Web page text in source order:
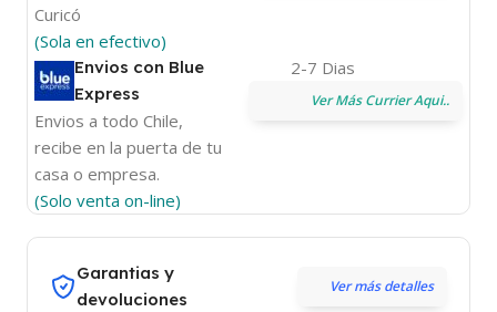
Curicó
(Sola en efectivo)
Envios con Blue
Express
Envios a todo Chile,
recibe en la puerta de tu
casa o empresa.
(Solo venta on-line)
2-7 Dias
Ver Más Currier Aqui..
Garantias y
devoluciones
Ver más detalles